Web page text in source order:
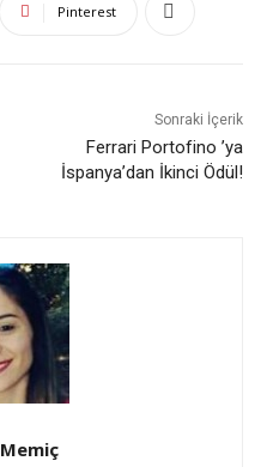
Pinterest
Sonraki İçerik
Ferrari Portofino ’ya
İspanya’dan İkinci Ödül!